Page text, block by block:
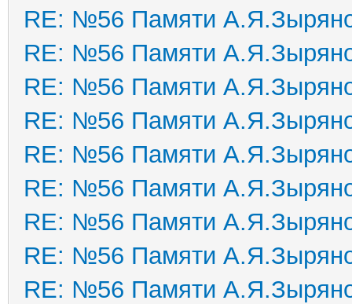
RE: №56 Памяти
RE: №56 Памяти
RE: №56 Памяти
RE: №56 Памяти
RE: №56 Памяти
RE: №56 Памяти
RE: №56 Памяти
RE: №56 Памяти
RE: №56 Памяти